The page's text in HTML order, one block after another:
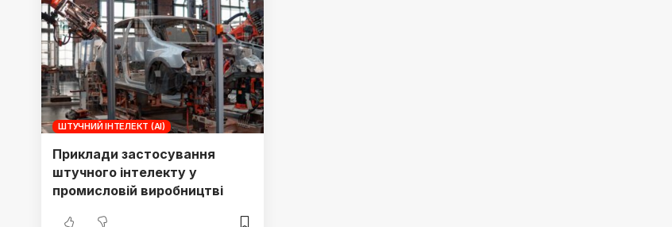
ШТУЧНИЙ ІНТЕЛЕКТ (AI)
Приклади застосування
штучного інтелекту у
промисловій виробництві